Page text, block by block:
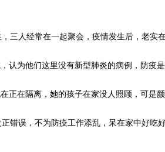
人经常在一起聚会，疫情发生后，老实
认为他们这里没有新型肺炎的病例，防
正在隔离，她的孩子在家没人照顾，可是
误，不为防疫工作添乱，呆在家中好吃